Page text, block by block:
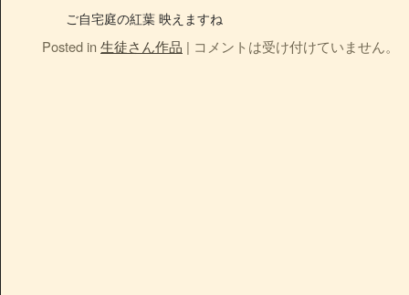
ご自宅庭の紅葉 映えますね
Posted in 生徒さん作品 | コメントは受け付けていません。